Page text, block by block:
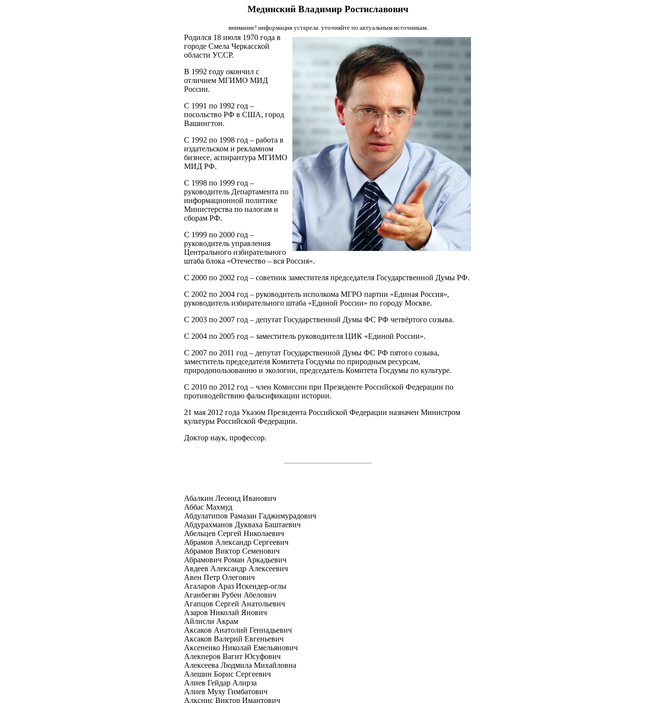
Мединский Владимир Ростиславович
внимание! информация устарела. уточняйте по актуальным источникам.
Родился 18 июля 1970 года в
городе Смела Черкасской
области УССР.
В 1992 году окончил с
отличием МГИМО МИД
России.
С 1991 по 1992 год –
посольство РФ в США, город
Вашингтон.
С 1992 по 1998 год – работа в
издательском и рекламном
бизнесе, аспирантура МГИМО
МИД РФ.
С 1998 по 1999 год –
руководитель Департамента по
информационной политике
Министерства по налогам и
сборам РФ.
С 1999 по 2000 год –
руководитель управления
Центрального избирательного
штаба блока «Отечество – вся Россия».
С 2000 по 2002 год – советник заместителя председателя Государственной Думы РФ.
С 2002 по 2004 год – руководитель исполкома МГРО партии «Единая Россия»,
руководитель избирательного штаба «Единой России» по городу Москве.
С 2003 по 2007 год – депутат Государственной Думы ФС РФ четвёртого созыва.
С 2004 по 2005 год – заместитель руководителя ЦИК «Единой России».
С 2007 по 2011 год – депутат Государственной Думы ФС РФ пятого созыва,
заместитель председателя Комитета Госдумы по природным ресурсам,
природопользованию и экологии, председатель Комитета Госдумы по культуре.
С 2010 по 2012 год – член Комиссии при Президенте Российской Федерации по
противодействию фальсификации истории.
21 мая 2012 года Указом Президента Российской Федерации назначен Министром
культуры Российской Федерации.
Доктор наук, профессор.
Абалкин Леонид Иванович
Аббас Махмуд
Абдулатипов Рамазан Гаджимурадович
Абдурахманов Дукваха Баштаевич
Абельцев Сергей Николаевич
Абрамов Александр Сергеевич
Абрамов Виктор Семенович
Абрамович Роман Аркадьевич
Авдеев Александр Алексеевич
Авен Петр Олегович
Агаларов Араз Искендер-оглы
Аганбегян Рубен Абелович
Агапцов Сергей Анатольевич
Азаров Николай Янович
Айлисли Акрам
Аксаков Анатолий Геннадьевич
Аксаков Валерий Евгеньевич
Аксененко Николай Емельянович
Алекперов Вагит Юсуфович
Алексеева Людмила Михайловна
Алешин Борис Сергеевич
Алиев Гейдар Алирза
Алиев Муху Гимбатович
Алкснис Виктор Имантович